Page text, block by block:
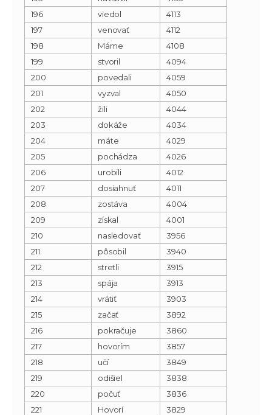
196
viedol
4113
197
venovať
4112
198
Máme
4108
199
stvoril
4094
200
povedali
4059
201
vyzval
4050
202
žili
4044
203
dokáže
4034
204
máte
4029
205
pochádza
4026
206
urobili
4012
207
dosiahnuť
4011
208
zostáva
4004
209
získal
4001
210
nasledovať
3956
211
pôsobil
3940
212
stretli
3915
213
spája
3913
214
vrátiť
3903
215
začať
3892
216
pokračuje
3860
217
hovorím
3857
218
učí
3849
219
odišiel
3838
220
počuť
3836
221
Hovorí
3829